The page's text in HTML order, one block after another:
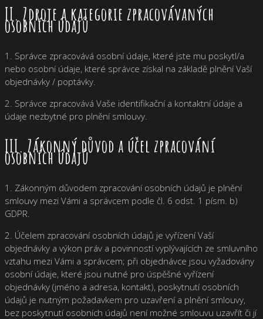
II. Zdroje a kategorie zpracovávaných
osobních údajů
1. Správce zpracovává osobní údaje, které jste mu poskytl/a
nebo osobní údaje, které správce získal na základě plnění Vaší
objednávky / poptávky.
2. Správce zpracovává Vaše identifikační a kontaktní údaje a
údaje nezbytné pro plnění smlouvy.
III. Zákonný důvod a účel zpracování
osobních údajů
1. Zákonným důvodem zpracování osobních údajů je plnění
smlouvy mezi Vámi a správcem podle čl. 6 odst. 1 písm. b)
GDPR.
2. Účelem zpracování osobních údajů je vyřízení Vaší
objednávky a výkon práv a povinností vyplývajících ze smluvního
vztahu mezi Vámi a správcem; při objednávce jsou vyžadovány
osobní údaje, které jsou nutné pro úspěšné vyřízení
objednávky (jméno a adresa, kontakt), poskytnutí osobních
údajů je nutným požadavkem pro uzavření a plnění smlouvy,
bez poskytnutí osobních údajů není možné smlouvu uzavřít či jí